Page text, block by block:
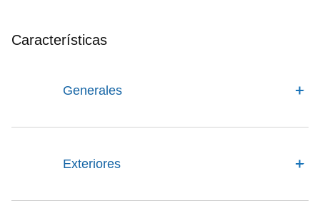
Características
Generales
Exteriores